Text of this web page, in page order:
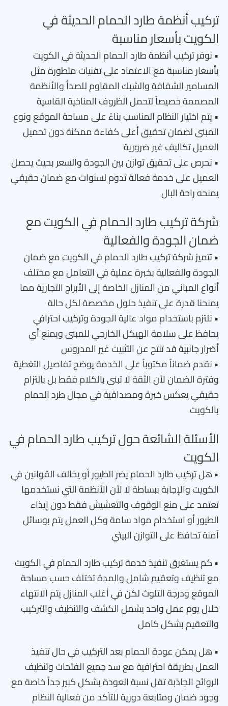
تركيب أنظمة طارد الحمام الحديثة في
الكويت بأسعار مناسبة
• نوفر تركيب أنظمة طارد الحمام الحديثة في الكويت
بأسعار مناسبة مع الاعتماد على تقنيات متطورة مثل
المسامير الشفافة والشبك المقاوم للصدأ والأنظمة
المصممة خصيصاً لتحمل الظروف المناخية القاسية
• يتم اختيار النظام المناسب بناءً على مساحة الموقع ونوع
المبنى لضمان تحقيق أعلى كفاءة ممكنة دون تحميل
العميل تكاليف غير ضرورية
• نحرص على تحقيق توازن بين الجودة والسعر بحيث يحصل
العميل على خدمة فعالة تدوم لسنوات مع ضمان حقيقي
يمنحه راحة البال
شركة تركيب طارد الحمام في الكويت مع
ضمان الجودة والفعالية
• تتميز شركة تركيب طارد الحمام في الكويت مع ضمان
الجودة والفعالية بخبرة عملية في التعامل مع مختلف
أنواع المباني من المنازل الخاصة إلى الأبراج التجارية مما
يمنحنا قدرة على تنفيذ حلول مخصصة لكل حالة
• نلتزم باستخدام مواد عالية الجودة وتركيب احترافي
يحافظ على سلامة الهيكل الخارجي للمبنى ويمنع أي
أضرار جانبية قد تنتج عن التثبيت غير المدروس
• نقدم ضماناً مكتوباً على الخدمة يوضح تفاصيل التغطية
وفترة الضمان لأن الثقة لا تبنى بالكلام فقط بل بالتزام
حقيقي يعكس خبرة ومصداقية في مجال طرد الحمام
بالكويت
الأسئلة الشائعة حول تركيب طارد الحمام في
الكويت
• هل تركيب طارد الحمام يضر الطيور أو يخالف القوانين في
الكويت والإجابة ببساطة لا لأن الأنظمة التي نستخدمها
تعتمد على منع الوقوف والتعشيش فقط دون إيذاء
الطيور أو استخدام مواد سامة وكل العمل يتم بوسائل
آمنة تحافظ على التوازن البيئي
• كم يستغرق تنفيذ خدمة تركيب طارد الحمام في الكويت
مع تنظيف وتعقيم شامل والمدة تختلف حسب مساحة
الموقع ودرجة التلوث لكن في أغلب المنازل يتم الانتهاء
خلال يوم عمل واحد يشمل الكشف والتنظيف والتركيب
والتعقيم بشكل كامل
• هل يمكن عودة الحمام بعد التركيب في حال تنفيذ
العمل بطريقة احترافية مع سد جميع الفتحات وتنظيف
الروائح الجاذبة تقل نسبة العودة بشكل كبير جداً خاصة مع
وجود ضمان ومتابعة دورية للتأكد من فعالية النظام